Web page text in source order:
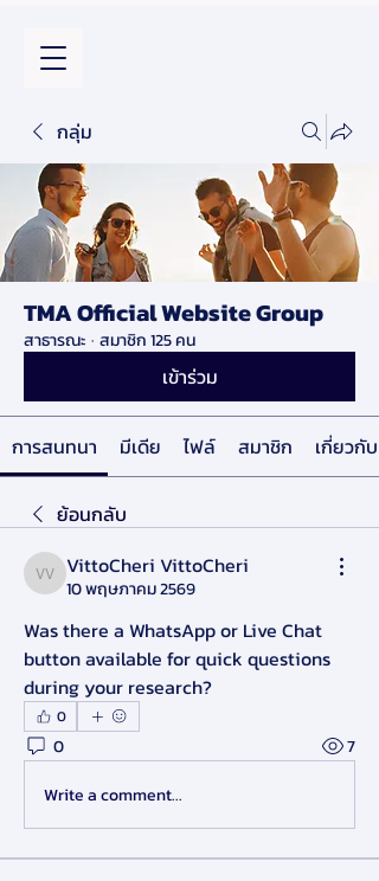
กลุ่ม
TMA Official Website Group
สาธารณะ · สมาชิก 125 คน
เข้าร่วม
การสนทนา มีเดีย ไฟล์ สมาชิก เกี่ยวกับ
ย้อนกลับ
VittoCheri VittoCheri
VittoCheri VittoCheri
10 พฤษภาคม 2569
Was there a WhatsApp or Live Chat
button available for quick questions
during your research?
0
0
7
Write a comment...